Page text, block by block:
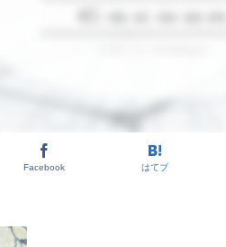
Facebook はてブ